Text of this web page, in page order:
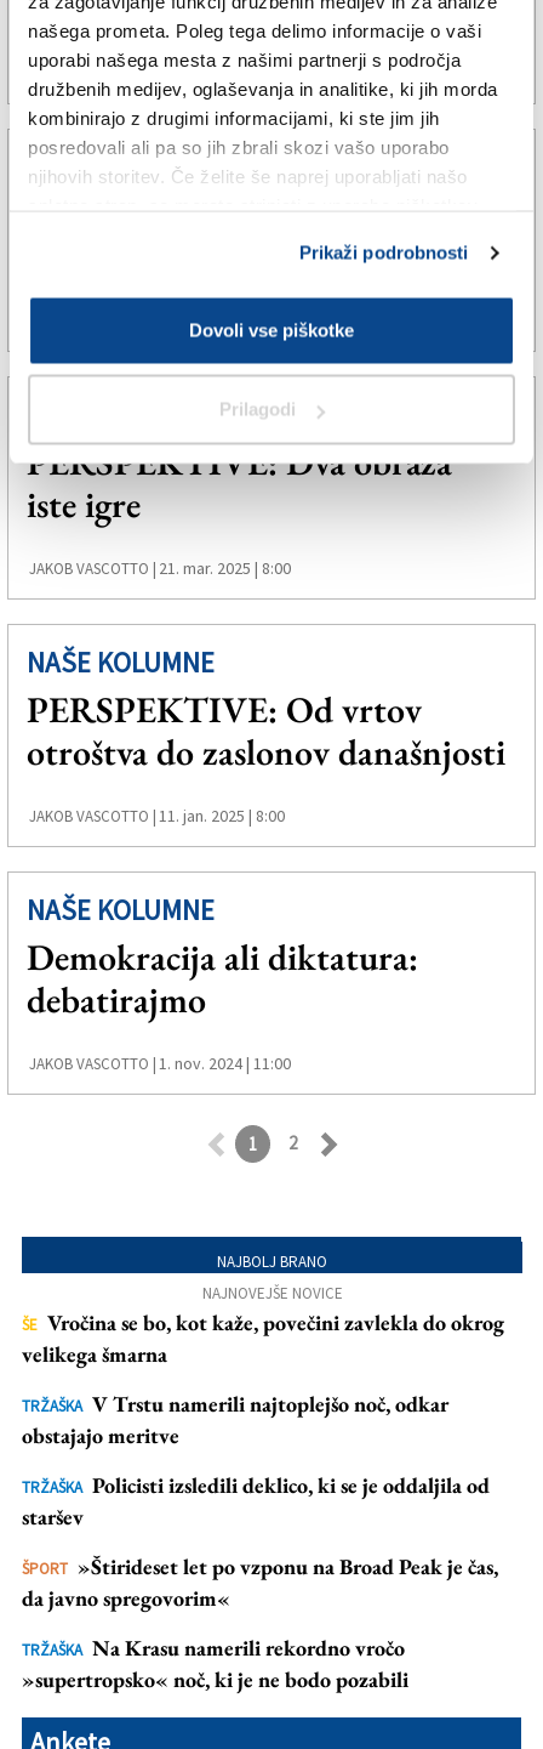
našega prometa. Poleg tega delimo informacije o vaši
uporabi našega mesta z našimi partnerji s področja
družbenih medijev, oglaševanja in analitike, ki jih morda
kombinirajo z drugimi informacijami, ki ste jim jih
posredovali ali pa so jih zbrali skozi vašo uporabo
njihovih storitev. Če želite še naprej uporabljati našo
Prikaži podrobnosti
Dovoli vse piškotke
Prilagodi
JAKOB VASCOTTO | 11. avg. 2025 | 15:00
NAŠE KOLUMNE
31. maj 2025 | 8:38
PERSPEKTIVE: Dva obraza
iste igre
JAKOB VASCOTTO | 21. mar. 2025 | 8:00
NAŠE KOLUMNE
PERSPEKTIVE: Od vrtov
otroštva do zaslonov današnjosti
JAKOB VASCOTTO |11. jan. 2025 | 8:00
NAŠE KOLUMNE
Demokracija ali diktatura:
debatirajmo
JAKOB VASCOTTO |1. nov. 2024 | 11:00
1 2
NAJBOLJ BRANO
NAJNOVEJŠE NOVICE
ŠE Vročina se bo, kot kaže, povečini zavlekla do okrog
velikega šmarna
TRŽAŠKA V Trstu namerili najtoplejšo noč, odkar
obstajajo meritve
TRŽAŠKA Policisti izsledili deklico, ki se je oddaljila od
staršev
ŠPORT »Štirideset let po vzponu na Broad Peak je čas,
da javno spregovorim«
TRŽAŠKA Na Krasu namerili rekordno vročo
»supertropsko« noč, ki je ne bodo pozabili
Ankete